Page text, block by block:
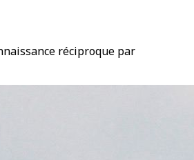
réciproque par